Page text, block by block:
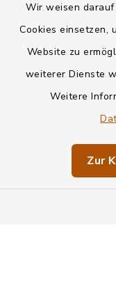
Wir weisen
Cookies einsetzen,
Website zu
weiterer Dienste
Weitere
Zur